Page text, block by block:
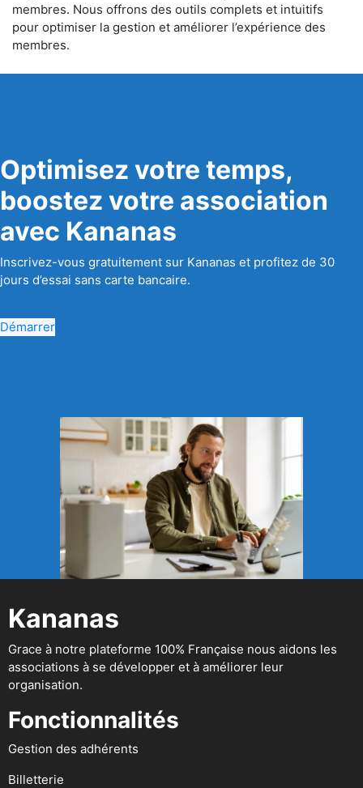
membres. Nous offrons des outils complets et intuitifs
pour optimiser la gestion et améliorer l’expérience des
membres.
Optimisez votre temps,
boostez votre association
avec Kananas
Inscrivez-vous gratuitement sur Kananas et profitez de 30
jours d’essai sans carte bancaire.
Démarrer
Kananas
Grace à notre plateforme 100% Française nous aidons les
associations à se développer et à améliorer leur
organisation.
Fonctionnalités
Gestion des adhérents
Billetterie